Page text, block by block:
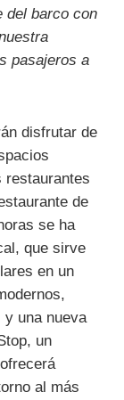
del barco con
pasajeros a
disfrutar de
restaurantes
de
se ha
que sirve
en un
y una nueva
un
al más